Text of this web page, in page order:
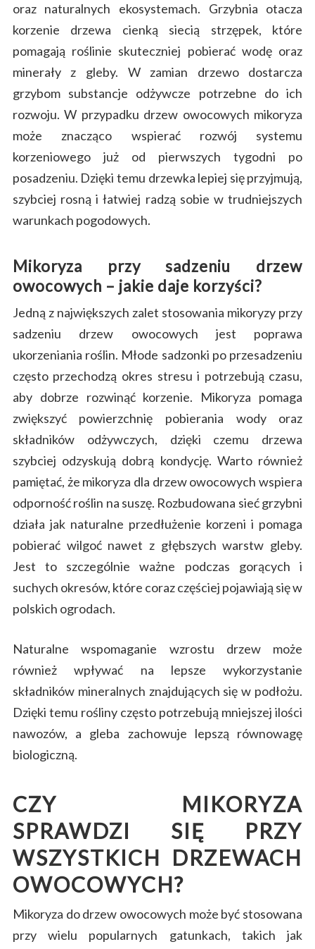
oraz naturalnych ekosystemach. Grzybnia otacza
korzenie drzewa cienką siecią strzępek, które
pomagają roślinie skuteczniej pobierać wodę oraz
minerały z gleby. W zamian drzewo dostarcza
grzybom substancje odżywcze potrzebne do ich
rozwoju. W przypadku drzew owocowych mikoryza
może znacząco wspierać rozwój systemu
korzeniowego już od pierwszych tygodni po
posadzeniu. Dzięki temu drzewka lepiej się przyjmują,
szybciej rosną i łatwiej radzą sobie w trudniejszych
warunkach pogodowych.
Mikoryza przy sadzeniu drzew
owocowych – jakie daje korzyści?
Jedną z największych zalet stosowania mikoryzy przy
sadzeniu drzew owocowych jest poprawa
ukorzeniania roślin. Młode sadzonki po przesadzeniu
często przechodzą okres stresu i potrzebują czasu,
aby dobrze rozwinąć korzenie. Mikoryza pomaga
zwiększyć powierzchnię pobierania wody oraz
składników odżywczych, dzięki czemu drzewa
szybciej odzyskują dobrą kondycję. Warto również
pamiętać, że mikoryza dla drzew owocowych wspiera
odporność roślin na suszę. Rozbudowana sieć grzybni
działa jak naturalne przedłużenie korzeni i pomaga
pobierać wilgoć nawet z głębszych warstw gleby.
Jest to szczególnie ważne podczas gorących i
suchych okresów, które coraz częściej pojawiają się w
polskich ogrodach.
Naturalne wspomaganie wzrostu drzew może
również wpływać na lepsze wykorzystanie
składników mineralnych znajdujących się w podłożu.
Dzięki temu rośliny często potrzebują mniejszej ilości
nawozów, a gleba zachowuje lepszą równowagę
biologiczną.
CZY MIKORYZA
SPRAWDZI SIĘ PRZY
WSZYSTKICH DRZEWACH
OWOCOWYCH?
Mikoryza do drzew owocowych może być stosowana
przy wielu popularnych gatunkach, takich jak